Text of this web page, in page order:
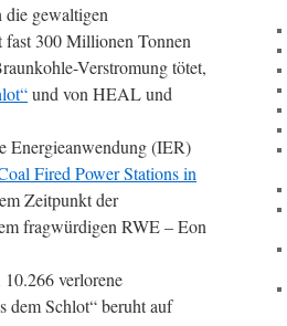
die gewaltigen
fast 300 Millionen Tonnen
Verstromung tötet,
und von HEAL und
Energieanwendung (IER)
Fired Power Stations in
Zeitpunkt der
fragwürdigen RWE – Eon
verlorene
dem Schlot“ beruht auf